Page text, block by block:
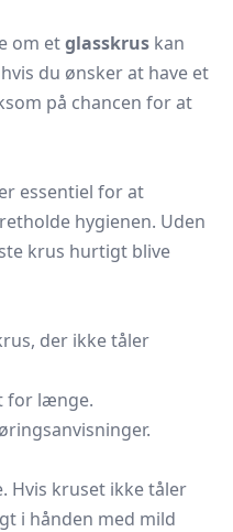
om etglasskrus kan
du ønsker at have et
på chancen for at
essentiel for at
hygienen. Uden
krus hurtigt blive
der ikke tåler
for længe.
Hvis kruset ikke tåler
i hånden med mild